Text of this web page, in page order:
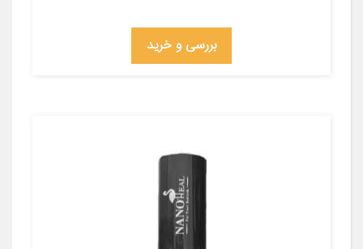
بررسی و خرید